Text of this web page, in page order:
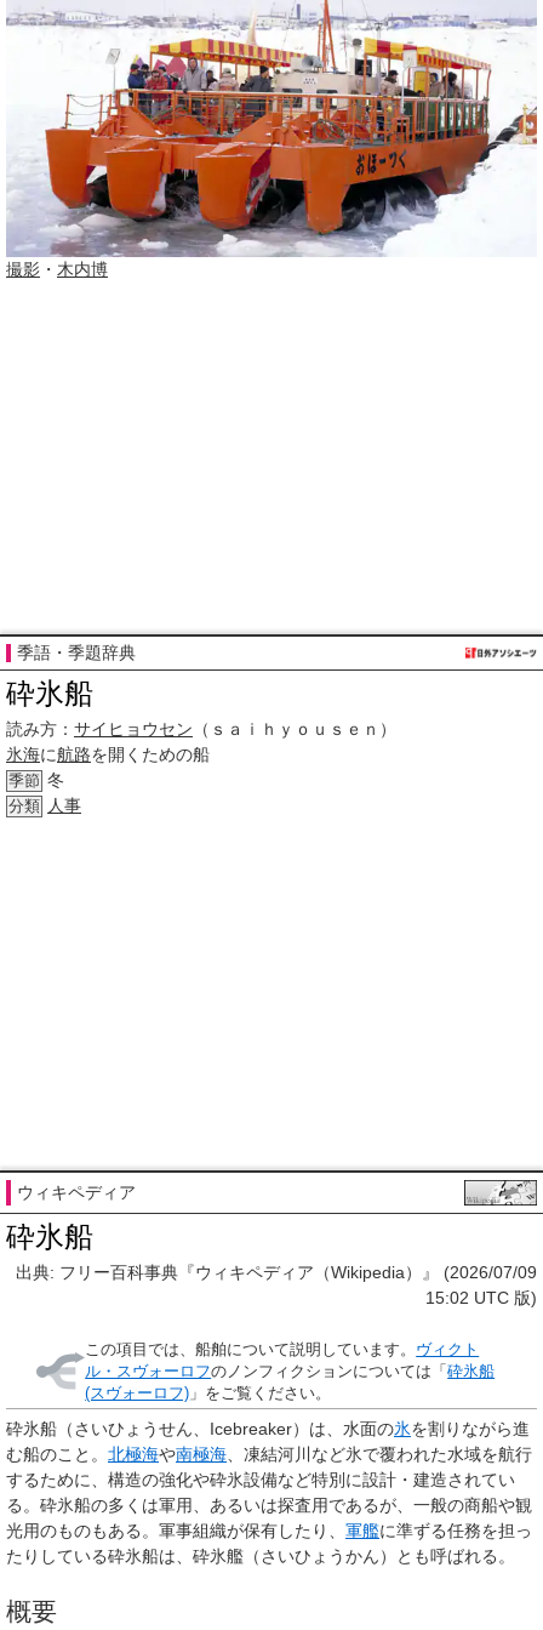
撮影 ・ 木内博
季語・季題辞典
砕氷船
読み方： サイヒョウセン （ｓａｉｈｙｏｕｓｅｎ）
氷海に航路を開くための船
季節 冬
分類 人事
ウィキペディア
砕氷船
出典: フリー百科事典『ウィキペディア（Wikipedia）』 (2026/07/09
15:02 UTC 版)
この項目では、船舶について説明しています。 ヴィクト
ル・スヴォーロフのノンフィクションについては「砕氷船
(スヴォーロフ) 」をご覧ください。
砕氷船 （さいひょうせん、Icebreaker）は、水面の氷を割りながら進
む船のこと。 北極海や南極海 、凍結河川など氷で覆われた水域を航行
するために、構造の強化や砕氷設備など特別に設計・建造されてい
る。砕氷船の多くは軍用、あるいは探査用であるが、一般の商船や観
光用のものもある。軍事組織が保有したり、 軍艦に準ずる任務を担っ
たりしている砕氷船は、 砕氷艦 （さいひょうかん）とも呼ばれる。
概要